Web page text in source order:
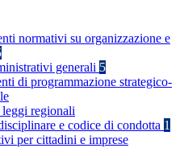
normativi su organizzazione e
generali 5
di programmazione strategico-
leggi regionali
e codice di condotta 1
per cittadini e imprese